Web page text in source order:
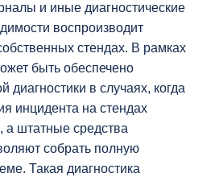
и иные диагностические
воспроизводит
стендах. В рамках
быть обеспечено
диагностики в случаях, когда
инцидента на стендах
а штатные средства
собрать полную
Такая диагностика